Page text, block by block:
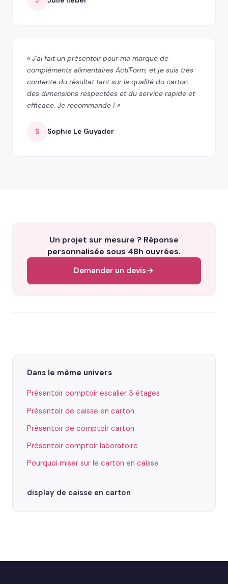
« J'ai fait un présentoir pour ma marque de
compléments alimentaires Acti'Form, et je suis très
contente du résultat tant sur la qualité du carton,
des dimensions respectées et du service rapide et
efficace. Je recommande ! »
S Sophie Le Guyader
Un projet sur mesure ? Réponse
personnalisée sous 48h ouvrées.
Demander un devis
Dans le même univers
Présentoir comptoir escalier 3 étages
Présentoir de caisse en carton
Présentoir de comptoir carton
Présentoir comptoir laboratoire
Pourquoi miser sur le carton en caisse
display de caisse en carton